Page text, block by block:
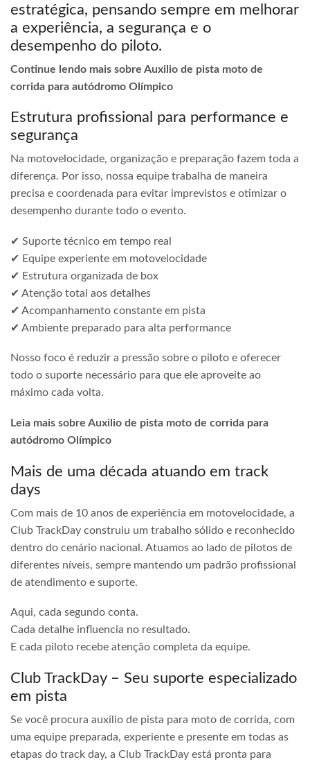
estratégica, pensando sempre em melhorar
a experiência, a segurança e o
desempenho do piloto.
Continue lendo mais sobre Auxilio de pista moto de
corrida para autódromo Olímpico
Estrutura profissional para performance e
segurança
Na motovelocidade, organização e preparação fazem toda a
diferença. Por isso, nossa equipe trabalha de maneira
precisa e coordenada para evitar imprevistos e otimizar o
desempenho durante todo o evento.
✔ Suporte técnico em tempo real
✔ Equipe experiente em motovelocidade
✔ Estrutura organizada de box
✔ Atenção total aos detalhes
✔ Acompanhamento constante em pista
✔ Ambiente preparado para alta performance
Nosso foco é reduzir a pressão sobre o piloto e oferecer
todo o suporte necessário para que ele aproveite ao
máximo cada volta.
Leia mais sobre Auxilio de pista moto de corrida para
autódromo Olímpico
Mais de uma década atuando em track
days
Com mais de 10 anos de experiência em motovelocidade, a
Club TrackDay construiu um trabalho sólido e reconhecido
dentro do cenário nacional. Atuamos ao lado de pilotos de
diferentes níveis, sempre mantendo um padrão profissional
de atendimento e suporte.
Aqui, cada segundo conta.
Cada detalhe influencia no resultado.
E cada piloto recebe atenção completa da equipe.
Club TrackDay – Seu suporte especializado
em pista
Se você procura auxílio de pista para moto de corrida, com
uma equipe preparada, experiente e presente em todas as
etapas do track day, a Club TrackDay está pronta para